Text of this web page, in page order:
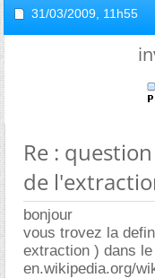
31/03/2009, 11h55
Re :
de
bonjour
vous trovez la
extraction ) dans
en.wikipedia.org/